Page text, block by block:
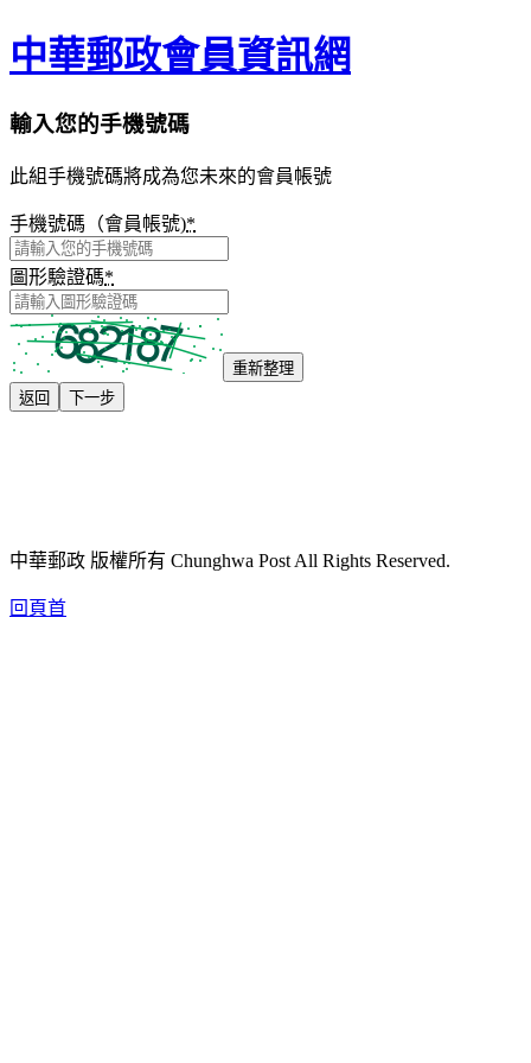
中華郵政會員資訊網
輸入您的手機號碼
此組手機號碼將成為您未來的會員帳號
手機號碼（會員帳號)*
圖形驗證碼*
重新整理
返回
下一步
中華郵政 版權所有 Chunghwa Post All Rights Reserved.
回頁首